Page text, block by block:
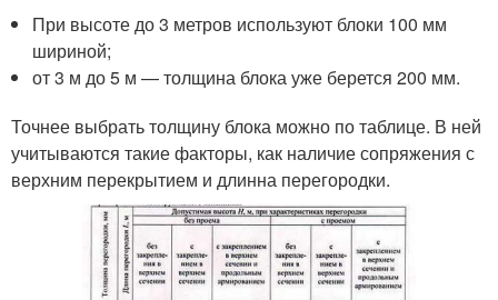
При высоте до 3 метров используют блоки 100 мм
шириной;
от 3 м до 5 м — толщина блока уже берется 200 мм.
Точнее выбрать толщину блока можно по таблице. В ней
учитываются такие факторы, как наличие сопряжения с
верхним перекрытием и длинна перегородки.